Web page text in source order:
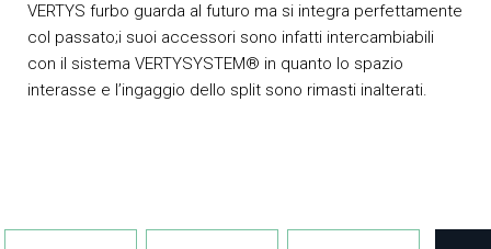
VERTYS furbo guarda al futuro ma si integra perfettamente
col passato;i suoi accessori sono infatti intercambiabili
con il sistema VERTYSYSTEM® in quanto lo spazio
interasse e l’ingaggio dello split sono rimasti inalterati.